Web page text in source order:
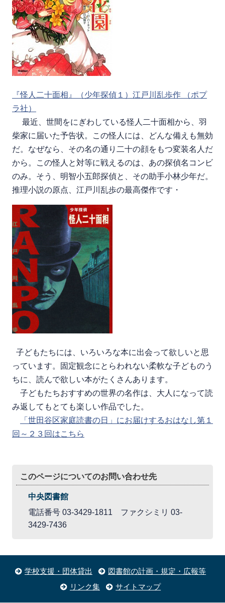
『怪人二十面相』（少年探偵１）江戸川乱歩作 （ポプ
ラ社）
最近、世間をにぎわしている怪人二十面相から、羽
柴家に届いた予告状。この怪人には、どんな備えも無効
だ。なぜなら、その名の通り二十の顔をもつ変装名人だ
から。この怪人と対等に戦えるのは、あの探偵名コンビ
のみ。そう、明智小五郎探偵と、その助手小林少年だ。
推理小説の原点、江戸川乱歩の最高傑作です・
子どもたちには、いろいろな本に出会って欲しいと思
っています。固定観念にとらわれない柔軟な子どものう
ちに、読んで欲しい本がたくさんあります。
子どもたちおすすめの世界の名作は、大人になって読
み返してもとても楽しい作品でした。
「世田谷区家庭読書の日」にお届けするおはなし第１
回～２３回はこちら
このページについてのお問い合わせ先
中央図書館
電話番号 03-3429-1811 ファクシミリ 03-
3429-7436
学校支援・団体貸出
図書館の計画・規定・広報等
リンク集
サイトマップ